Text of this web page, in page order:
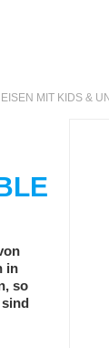
MIT KIDS &
in
so